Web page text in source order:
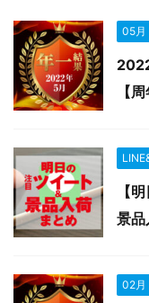
05月
【
【
景
02月